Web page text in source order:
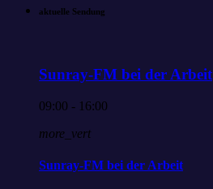
aktuelle Sendung
Sunray-FM bei der Arbeit
09:00 - 16:00
more_vert
Sunray-FM bei der Arbeit